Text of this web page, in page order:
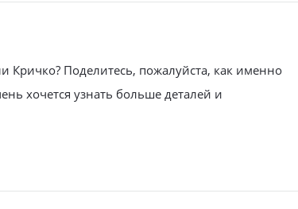
Кричко? Поделитесь, пожалуйста, как именно
хочется узнать больше деталей и